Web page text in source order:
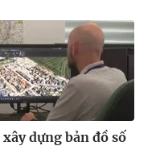
không có sự chấp
khi phát hành lại
dựng bản đồ số